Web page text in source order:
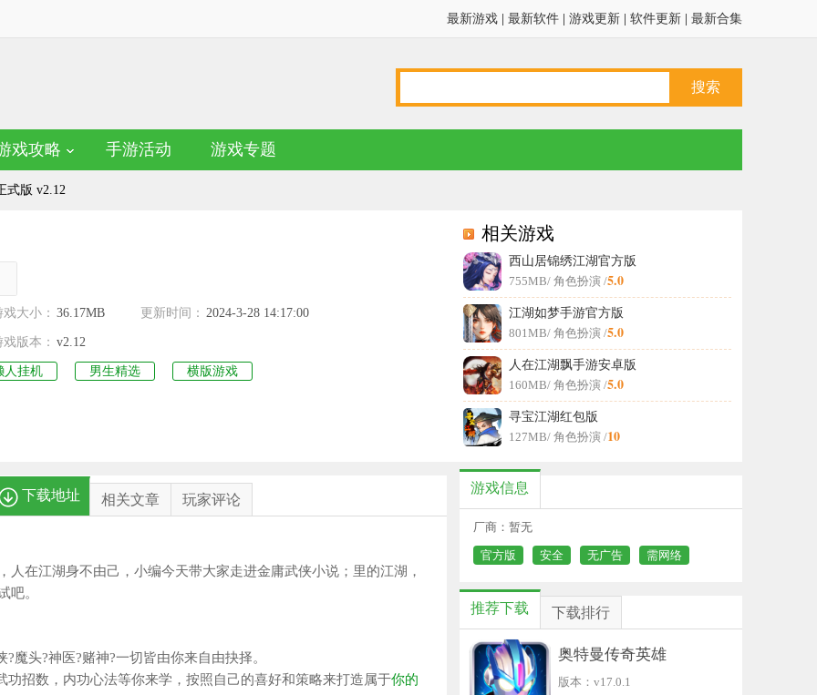
最新游戏 最新软件 游戏更新 软件更新 最新合集
戏攻略 手游活动 游戏专题
版 v2.12
戏大小： 36.17MB 更新时间： 2024-3-28 14:17:00
戏版本： v2.12
人挂机 男生精选 横版游戏
相关游戏
西山居锦绣江湖官方版
755MB/ 角色扮演 /5.0
江湖如梦手游官方版
801MB/ 角色扮演 /5.0
人在江湖飘手游安卓版
160MB/ 角色扮演 /5.0
寻宝江湖红包版
127MB/ 角色扮演 /10
下载地址 相关文章 玩家评论
人在江湖身不由己，小编今天带大家走进金庸武侠小说；里的江湖，
吧。
魔头?神医?赌神?一切皆由你来自由抉择。
招数，内功心法等你来学，按照自己的喜好和策略来打造属于你的
游戏信息
厂商：暂无
官方版 安全 无广告 需网络
推荐下载 下载排行
奥特曼传奇英雄
版本：v17.0.1